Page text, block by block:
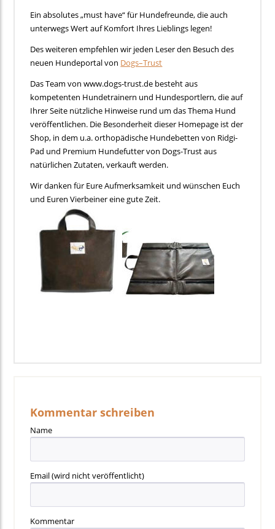
Ein absolutes „must have“ für Hundefreunde, die auch
unterwegs Wert auf Komfort Ihres Lieblings legen!
Des weiteren empfehlen wir jeden Leser den Besuch des
neuen Hundeportal von Dogs–Trust
Das Team von www.dogs-trust.de besteht aus
kompetenten Hundetrainern und Hundesportlern, die auf
Ihrer Seite nützliche Hinweise rund um das Thema Hund
veröffentlichen. Die Besonderheit dieser Homepage ist der
Shop, in dem u.a. orthopädische Hundebetten von Ridgi-
Pad und Premium Hundefutter von Dogs-Trust aus
natürlichen Zutaten, verkauft werden.
Wir danken für Eure Aufmerksamkeit und wünschen Euch
und Euren Vierbeiner eine gute Zeit.
Kommentar schreiben
Name
Email(wird nicht veröffentlicht)
Kommentar